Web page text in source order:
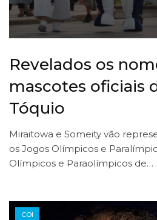
Revelados os
mascotes oficiais
Tóquio
Miraitowa e Someity vão
os Jogos Olímpicos e
Olímpicos e Paraolímpicos de…
COI